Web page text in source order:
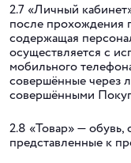
2.7 «Личный
после прохождения
содержащая
осуществляется с
мобильного
совершённые через
совершёнными
2.8 «Товар» — обувь,
представленные к